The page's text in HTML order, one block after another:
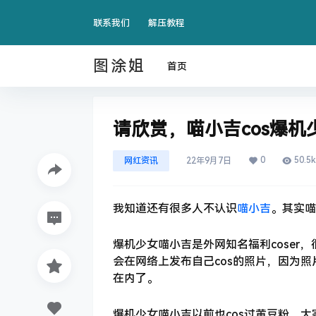
联系我们 解压教程
图涂姐 首页
请欣赏，喵小吉cos爆机
网红资讯 22年9月7日 0 50.5k
我知道还有很多人不认识喵小吉。其实
爆机少女喵小吉是外网知名福利coser
会在网络上发布自己cos的照片，因为
在内了。